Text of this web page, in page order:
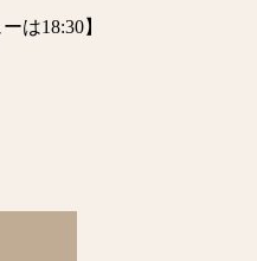
は18:30】